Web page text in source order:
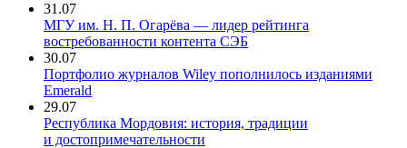
31.07
МГУ им. Н. П. Огарёва — лидер рейтинга
востребованности контента СЭБ
30.07
Портфолио журналов Wiley пополнилось изданиями
Emerald
29.07
Республика Мордовия: история, традиции
и достопримечательности